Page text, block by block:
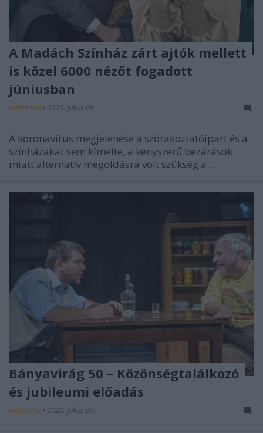
A Madách Színház zárt ajtók mellett
is közel 6000 nézőt fogadott
júniusban
mtothorsi • 2020. július 09.
A koronavírus megjelenése a szórakoztatóipart és a
színházakat sem kímélte, a kényszerű bezárások
miatt alternatív megoldásra volt szükség a ...
Bányavirág 50 – Közönségtalálkozó
és jubileumi előadás
mtothorsi • 2020. július 07.